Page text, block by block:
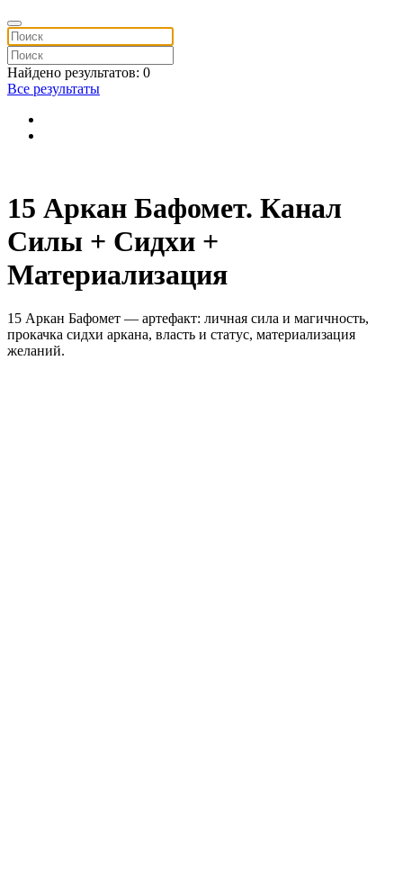
Найдено результатов: 0
Все результаты
15 Аркан Бафомет. Канал
Силы + Сидхи +
Материализация
15 Аркан Бафомет — артефакт: личная сила и магичность,
прокачка сидхи аркана, власть и статус, материализация
желаний.